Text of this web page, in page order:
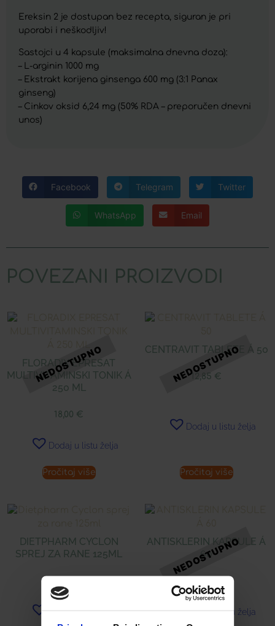
Ereksin 2 je dostupan bez recepta, siguran je pri
uporabi i neškodljiv!
Sastojci u 4 kapsule (maksimalna dnevna doza):
– L-arginin 1000 mg
– Ekstrakt korijena ginsenga 600 mg (3:1 Panax
ginseng)
– Cinkov oksid 6,24 mg (50% RDA – preporučen dnevni
unos)
Facebook Telegram Twitter
WhatsApp Email
POVEZANI PROIZVODI
FLORADIX EPRESAT
MULTIVITAMINSKI TONIK Á
250 ML
18,00 €
Dodaj u listu želja
Pročitaj više
CENTRAVIT TABLETE Á 50
12,85 €
Dodaj u listu želja
Pročitaj više
DIETPHARM CYCLON
SPREJ ZA RANE 125ML
ANTISKLERIN KAPSULE Á
60
Dodaj u listu želja